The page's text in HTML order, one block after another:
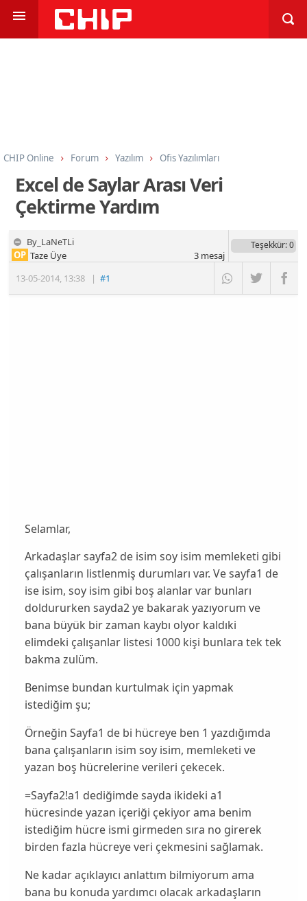
CHIP Online Forum Yazılım Ofis Yazılımları
Excel de Saylar Arası Veri
Çektirme Yardım
By_LaNeTLi
13-05-2014, 13:38 |#1
OP Taze Üye
Teşekkür: 0
3mesaj
Selamlar,
Arkadaşlar sayfa2 de isim soy isim memleketi gibi
çalışanların listlenmiş durumları var. Ve sayfa1 de
ise isim, soy isim gibi boş alanlar var bunları
doldururken sayda2 ye bakarak yazıyorum ve
bana büyük bir zaman kaybı olyor kaldıki
elimdeki çalışanlar listesi 1000 kişi bunlara tek tek
bakma zulüm.
Benimse bundan kurtulmak için yapmak
istediğim şu;
Örneğin Sayfa1 de bi hücreye ben 1 yazdığımda
bana çalışanların isim soy isim, memleketi ve
yazan boş hücrelerine verileri çekecek.
=Sayfa2!a1 dediğimde sayda ikideki a1
hücresinde yazan içeriği çekiyor ama benim
istediğim hücre ismi girmeden sıra no girerek
birden fazla hücreye veri çekmesini sağlamak.
Ne kadar açıklayıcı anlattım bilmiyorum ama
bana bu konuda yardımcı olacak arkadaşların